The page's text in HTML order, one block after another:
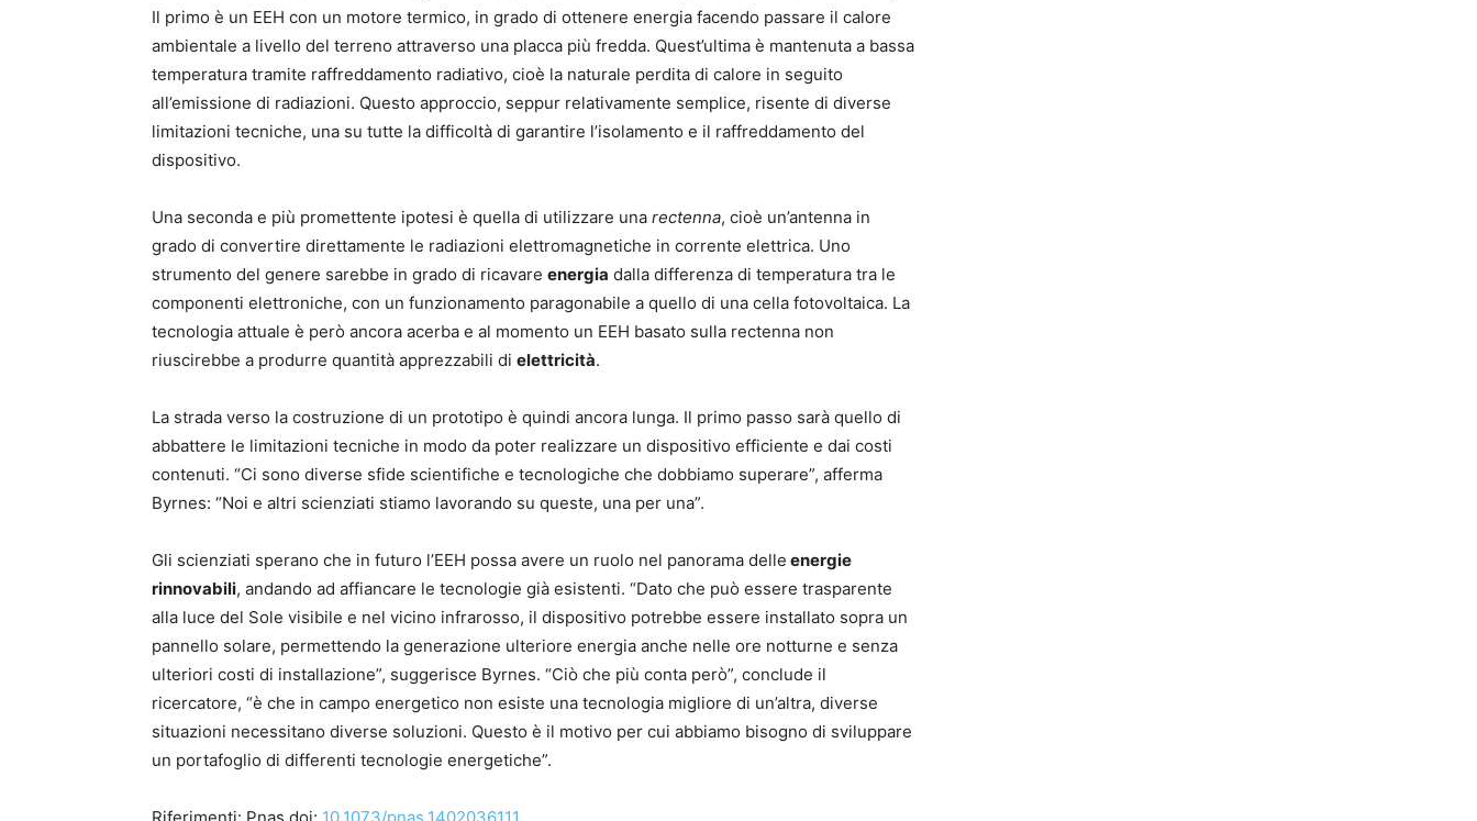
Il primo è un EEH con un motore termico, in grado di ottenere energia facendo passare il calore
ambientale a livello del terreno attraverso una placca più fredda. Quest’ultima è mantenuta a bassa
temperatura tramite raffreddamento radiativo, cioè la naturale perdita di calore in seguito
all’emissione di radiazioni. Questo approccio, seppur relativamente semplice, risente di diverse
limitazioni tecniche, una su tutte la difficoltà di garantire l’isolamento e il raffreddamento del
dispositivo.
Una seconda e più promettente ipotesi è quella di utilizzare una rectenna, cioè un’antenna in
grado di convertire direttamente le radiazioni elettromagnetiche in corrente elettrica. Uno
strumento del genere sarebbe in grado di ricavare energia dalla differenza di temperatura tra le
componenti elettroniche, con un funzionamento paragonabile a quello di una cella fotovoltaica. La
tecnologia attuale è però ancora acerba e al momento un EEH basato sulla rectenna non
riuscirebbe a produrre quantità apprezzabili di elettricità.
La strada verso la costruzione di un prototipo è quindi ancora lunga. Il primo passo sarà quello di
abbattere le limitazioni tecniche in modo da poter realizzare un dispositivo efficiente e dai costi
contenuti. “Ci sono diverse sfide scientifiche e tecnologiche che dobbiamo superare”, afferma
Byrnes: “Noi e altri scienziati stiamo lavorando su queste, una per una”.
Gli scienziati sperano che in futuro l’EEH possa avere un ruolo nel panorama delle energie
rinnovabili, andando ad affiancare le tecnologie già esistenti. “Dato che può essere trasparente
alla luce del Sole visibile e nel vicino infrarosso, il dispositivo potrebbe essere installato sopra un
pannello solare, permettendo la generazione ulteriore energia anche nelle ore notturne e senza
ulteriori costi di installazione”, suggerisce Byrnes. “Ciò che più conta però”, conclude il
ricercatore, “è che in campo energetico non esiste una tecnologia migliore di un’altra, diverse
situazioni necessitano diverse soluzioni. Questo è il motivo per cui abbiamo bisogno di sviluppare
un portafoglio di differenti tecnologie energetiche”.
Riferimenti: Pnas doi: 10.1073/pnas.1402036111